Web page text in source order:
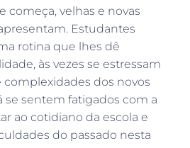
começa, velhas e novas
Estudantes
rotina que lhes dê
às vezes se estressam
dos novos
se sentem fatigados com a
ao cotidiano da escola e
do passado nesta